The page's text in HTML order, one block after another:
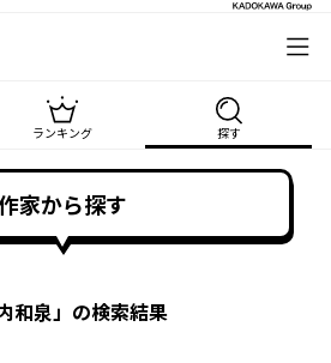
ミ
ランキング 探す
家から探す
和泉」の検索結果